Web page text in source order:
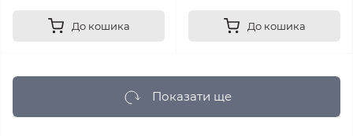
До кошика До кошика
Показати ще